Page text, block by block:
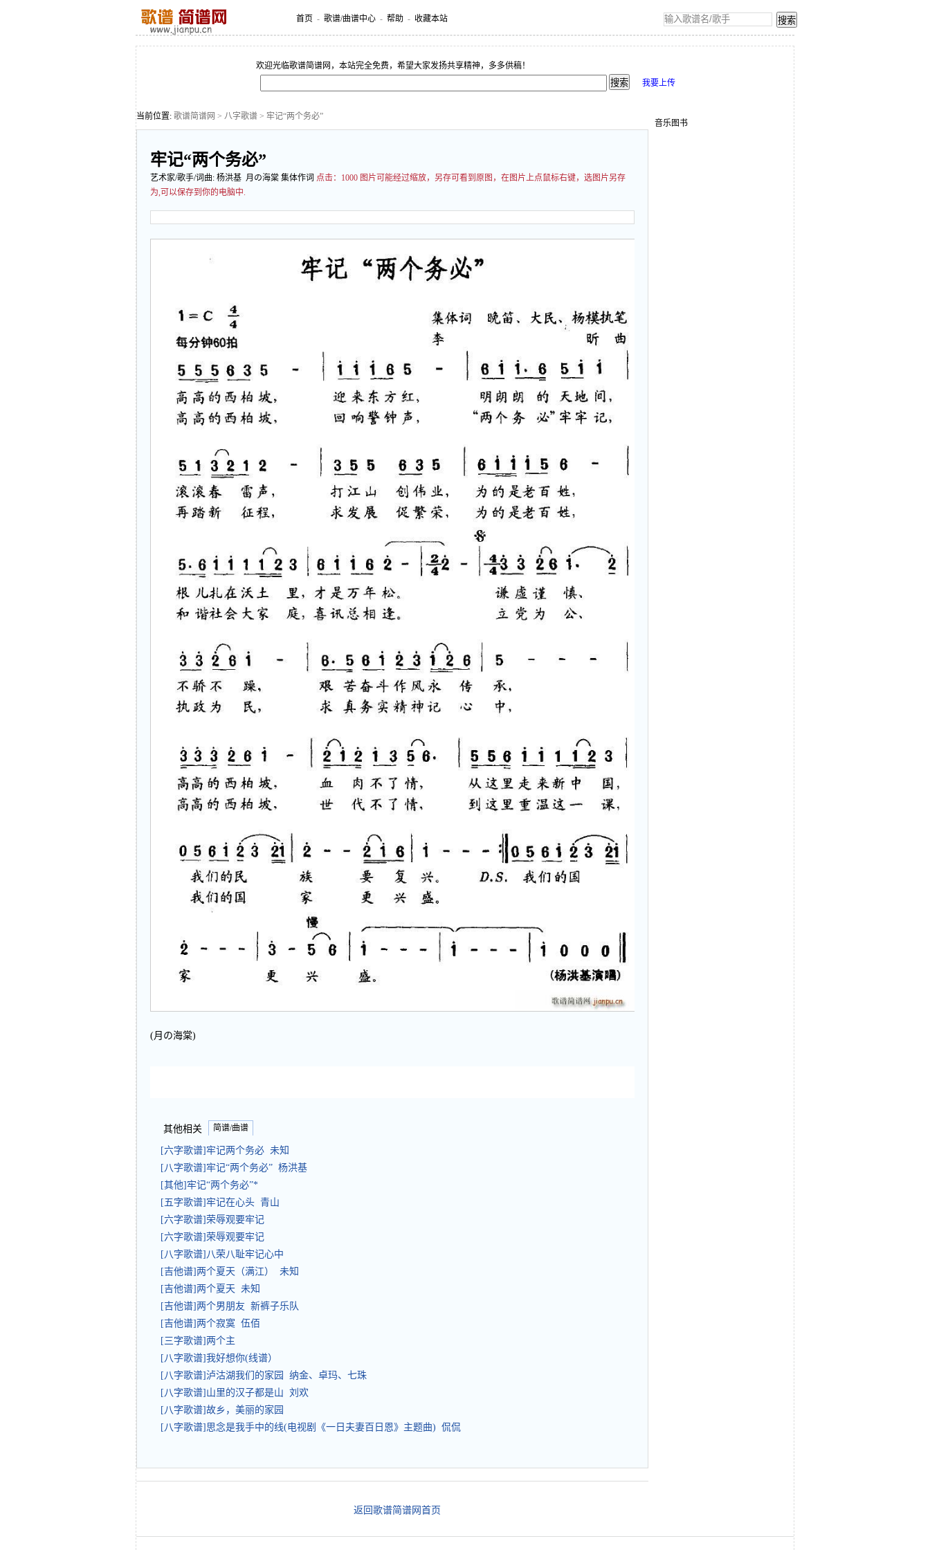
首页 - 歌谱/曲谱中心 - 帮助 - 收藏本站
欢迎光临歌谱简谱网，本站完全免费，希望大家发扬共享精神，多多供稿！
我要上传
当前位置: 歌谱简谱网 > 八字歌谱 > 牢记“两个务必”
牢记“两个务必”
艺术家/歌手/词曲: 杨洪基 月の海棠 集体作词 点击： 1000 图片可能经过缩放，另存可看到原图，在图片上点鼠标右键，选图片另存
为,可以保存到你的电脑中.
(月の海棠)
其他相关 简谱/曲谱
[六字歌谱]牢记两个务必 未知
[八字歌谱]牢记“两个务必” 杨洪基
[其他]牢记“两个务必”*
[五字歌谱]牢记在心头 青山
[六字歌谱]荣辱观要牢记
[六字歌谱]荣辱观要牢记
[八字歌谱]八荣八耻牢记心中
[吉他谱]两个夏天（满江） 未知
[吉他谱]两个夏天 未知
[吉他谱]两个男朋友 新裤子乐队
[吉他谱]两个寂寞 伍佰
[三字歌谱]两个主
[八字歌谱]我好想你(线谱）
[八字歌谱]泸沽湖我们的家园 纳金、卓玛、七珠
[八字歌谱]山里的汉子都是山 刘欢
[八字歌谱]故乡，美丽的家园
[八字歌谱]思念是我手中的线(电视剧《一日夫妻百日恩》主题曲) 侃侃
返回歌谱简谱网首页
音乐图书